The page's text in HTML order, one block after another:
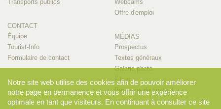
Transports publics
CONTACT
Équipe
Tourist-Info
Formulaire de contact
Webcams
Offre d'emploi
MÉDIAS
Prospectus
Textes généraux
Galerie photo
Films
Personne de contact
Notre site web utilise des cookies afin de pouvoir améliorer
notre page en permanence et vous offrir une expérience
optimale en tant que visiteurs. En continuant à consulter ce site